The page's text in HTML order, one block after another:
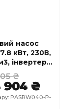
насос
кВт, 230В,
інвертер,
₴
904 ₴
PASRW040-P-